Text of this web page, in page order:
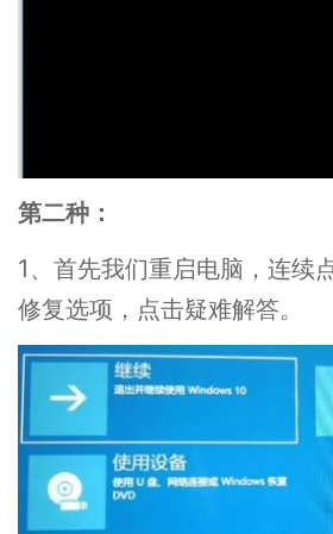
第二种：
1、首先我们重启电脑，连续
修复选项，点击疑难解答。